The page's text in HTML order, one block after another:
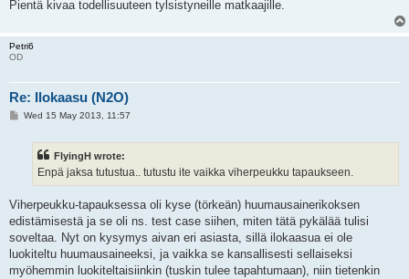
Pientä kivaa todellisuuteen tylsistyneille matkaajille.
Petri6
OD
Re: Ilokaasu (N2O)
PWed 15 May 2013, 11:57
FlyingH wrote:
Enpä jaksa tutustua.. tutustu ite vaikka viherpeukku tapaukseen.
Viherpeukku-tapauksessa oli kyse (törkeän) huumausainerikoksen
edistämisestä ja se oli ns. test case siihen, miten tätä pykälää tulisi
soveltaa. Nyt on kysymys aivan eri asiasta, sillä ilokaasua ei ole
luokiteltu huumausaineeksi, ja vaikka se kansallisesti sellaiseksi
myöhemmin luokiteltaisiinkin (tuskin tulee tapahtumaan), niin tietenkin